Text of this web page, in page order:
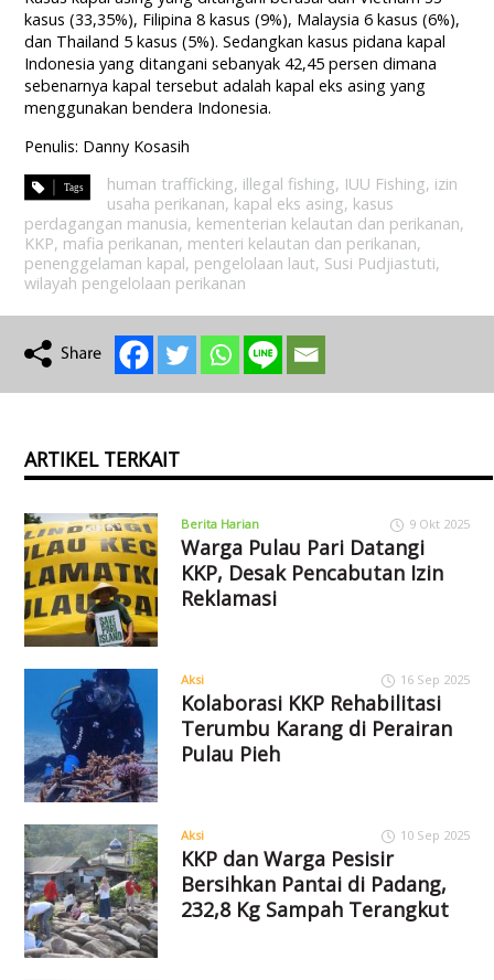
kasus (33,35%), Filipina 8 kasus (9%), Malaysia 6 kasus (6%),
dan Thailand 5 kasus (5%). Sedangkan kasus pidana kapal
Indonesia yang ditangani sebanyak 42,45 persen dimana
sebenarnya kapal tersebut adalah kapal eks asing yang
menggunakan bendera Indonesia.
Penulis: Danny Kosasih
human trafficking, illegal fishing, IUU Fishing, izin
usaha perikanan, kapal eks asing, kasus
perdagangan manusia, kementerian kelautan dan perikanan,
KKP, mafia perikanan, menteri kelautan dan perikanan,
penenggelaman kapal, pengelolaan laut, Susi Pudjiastuti,
wilayah pengelolaan perikanan
ARTIKEL TERKAIT
Berita Harian 9 Okt 2025
Warga Pulau Pari Datangi
KKP, Desak Pencabutan Izin
Reklamasi
Aksi 16 Sep 2025
Kolaborasi KKP Rehabilitasi
Terumbu Karang di Perairan
Pulau Pieh
Aksi 10 Sep 2025
KKP dan Warga Pesisir
Bersihkan Pantai di Padang,
232,8 Kg Sampah Terangkut